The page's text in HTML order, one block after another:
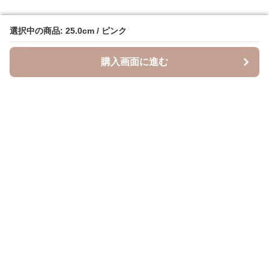
選択中の商品: 25.0cm / ピンク
購入画面に進む
選択中の商品: 25.0cm / ピンク
購入画面に進む